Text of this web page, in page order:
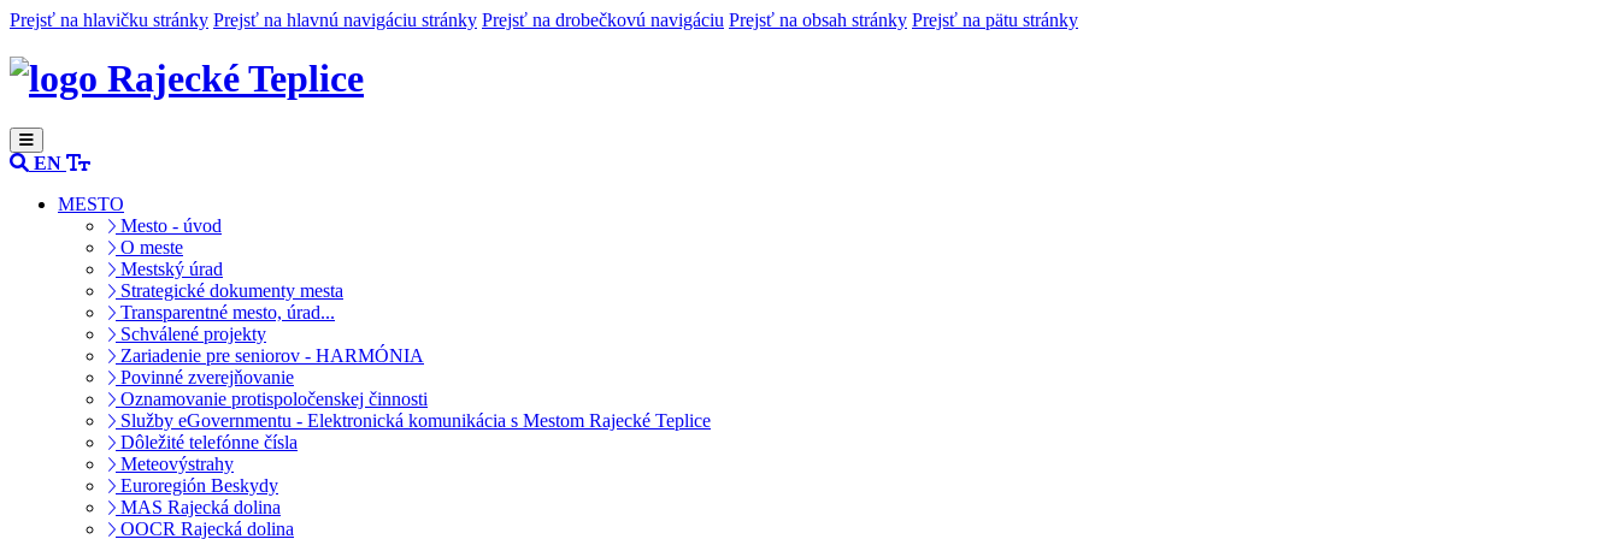
Prejsť na hlavičku stránky Prejsť na hlavnú navigáciu stránky Prejsť na drobečkovú navigáciu Prejsť na obsah stránky Prejsť na pätu stránky
Rajecké Teplice
EN
MESTO
Mesto - úvod
O meste
Mestský úrad
Strategické dokumenty mesta
Transparentné mesto, úrad...
Schválené projekty
Zariadenie pre seniorov - HARMÓNIA
Povinné zverejňovanie
Oznamovanie protispoločenskej činnosti
Služby eGovernmentu - Elektronická komunikácia s Mestom Rajecké Teplice
Dôležité telefónne čísla
Meteovýstrahy
Euroregión Beskydy
MAS Rajecká dolina
OOCR Rajecká dolina